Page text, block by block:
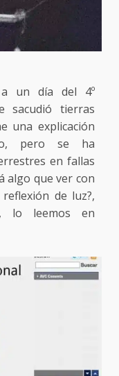
a un día del 4º
sacudió tierras
una explicación
pero se ha
en fallas
algo que ver con
de luz?,
lo leemos en